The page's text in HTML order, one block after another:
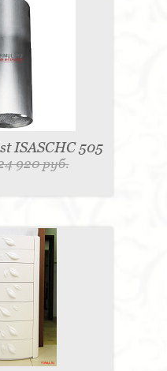
ISASCHC 505
920 руб.